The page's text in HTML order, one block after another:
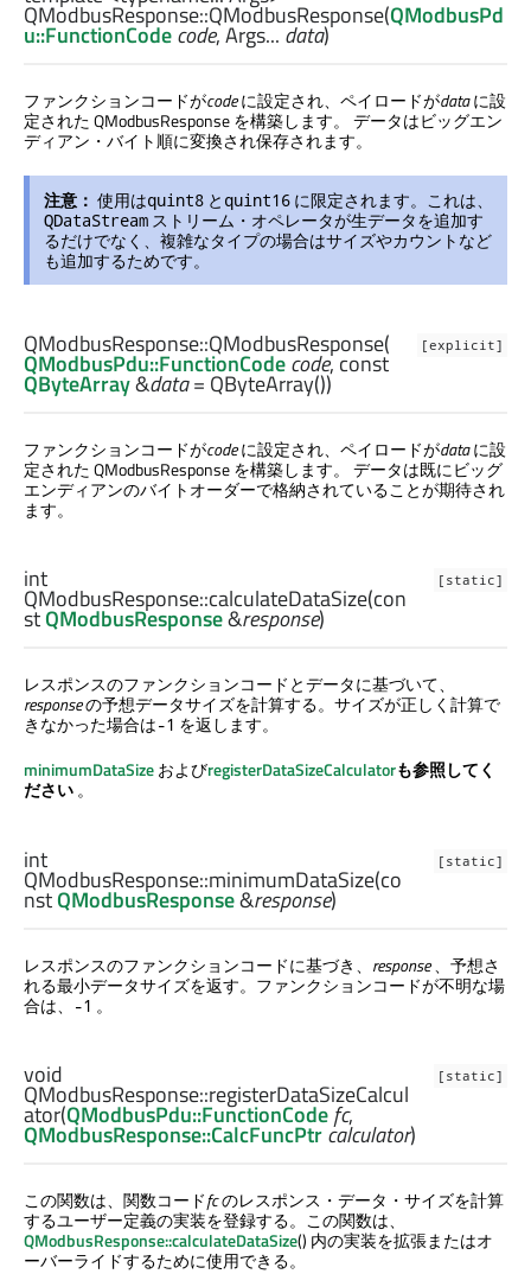
QModbusResponse::QModbusResponse(QModbusPd
u::FunctionCodecode,Args...data)
ファンクションコードがcodeに設定され、ペイロードがdataに設
定された QModbusResponse を構築します。 データはビッグエン
ディアン・バイト順に変換され保存されます。
注意： 使用はquint8 と quint16 に限定されます。これは、
QDataStream ストリーム・オペレータが生データを追加す
るだけでなく、複雑なタイプの場合はサイズやカウントなど
も追加するためです。
[explicit]
QModbusResponse::QModbusResponse(
QModbusPdu::FunctionCodecode, const
QByteArray&data= QByteArray())
ファンクションコードがcodeに設定され、ペイロードがdataに設
定された QModbusResponse を構築します。 データは既にビッグ
エンディアンのバイトオーダーで格納されていることが期待され
ます。
[static]
int
QModbusResponse::calculateDataSize(con
stQModbusResponse&response)
レスポンスのファンクションコードとデータに基づいて、
responseの予想データサイズを計算する。サイズが正しく計算で
きなかった場合は-1 を返します。
minimumDataSizeおよびregisterDataSizeCalculatorも参照してく
ださい。
[static]
int
QModbusResponse::minimumDataSize(co
nstQModbusResponse&response)
レスポンスのファンクションコードに基づき、 response、予想さ
れる最小データサイズを返す。ファンクションコードが不明な場
合は、
-1 。
[static]
void
QModbusResponse::registerDataSizeCalcul
ator(QModbusPdu::FunctionCodefc,
QModbusResponse::CalcFuncPtrcalculator)
この関数は、関数コードfcのレスポンス・データ・サイズを計算
するユーザー定義の実装を登録する。この関数は、
QModbusResponse::calculateDataSize() 内の実装を拡張またはオ
ーバーライドするために使用できる。